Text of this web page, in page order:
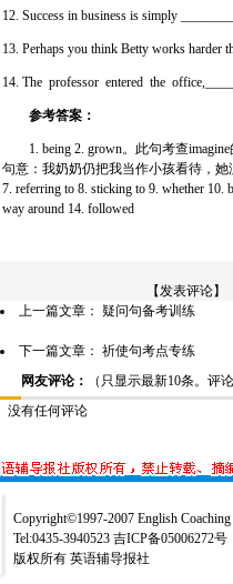
12. Success in business is simply
13. Perhaps you think Betty works harder
14. The professor entered the office,
参考答案：
1. being 2. grown。此句考查
句意：我奶奶仍把我当作小孩看待，她
7. referring to 8. sticking to 9. whether 10.
way around 14. followed
【发表评论】
上一篇文章： 疑问句备考训练
下一篇文章： 祈使句考点专练
网友评论：
（只显示最新10条。评
没有任何评论
Copyright©1997-2007 English Coaching
Tel:0435-3940523 吉ICP备05006272号
版权所有 英语辅导报社